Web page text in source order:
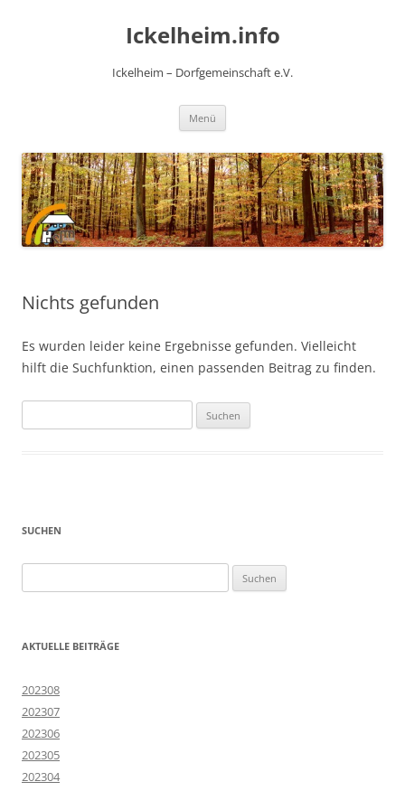
Ickelheim.info
Ickelheim – Dorfgemeinschaft e.V.
Menü
Nichts gefunden
Es wurden leider keine Ergebnisse gefunden. Vielleicht
hilft die Suchfunktion, einen passenden Beitrag zu finden.
nach:
SUCHEN
nach:
AKTUELLE BEITRÄGE
202308
202307
202306
202305
202304